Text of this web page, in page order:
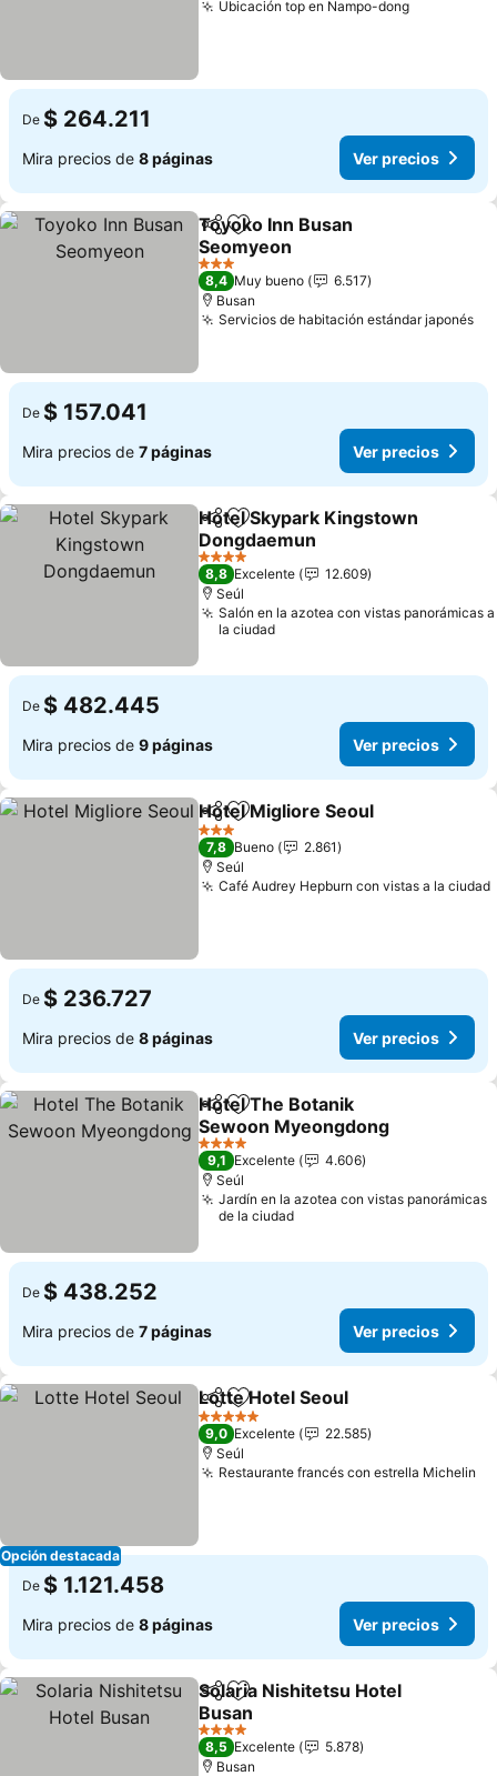
Ubicación top en Nampo-dong
De $ 264.211
Mira precios de 8 páginas Ver precios
Compartir
Agregar a favoritos
Toyoko Inn Busan
Seomyeon
3 Estrellas
8,4 Muy bueno
6.517
Busan
Servicios de habitación estándar japonés
De $ 157.041
Mira precios de 7 páginas Ver precios
CompartirAgregar a favoritos
Hotel Skypark Kingstown
Dongdaemun
4 Estrellas
8,8 Excelente
12.609
Seúl
Salón en la azotea con vistas panorámicas a
la ciudad
De $ 482.445
Mira precios de 9 páginas Ver precios
CompartirAgregar a favoritos
Hotel Migliore Seoul
3 Estrellas
7,8 Bueno
2.861
Seúl
Café Audrey Hepburn con vistas a la ciudad
De $ 236.727
Mira precios de 8 páginas Ver precios
CompartirAgregar a favoritos
Hotel The Botanik
Sewoon Myeongdong
4 Estrellas
9,1 Excelente
4.606
Seúl
Jardín en la azotea con vistas panorámicas
de la ciudad
De $ 438.252
Mira precios de 7 páginas Ver precios
Opción destacada
CompartirAgregar a favoritos
Lotte Hotel Seoul
5 Estrellas
9,0 Excelente
22.585
Seúl
Restaurante francés con estrella Michelin
De $ 1.121.458
Mira precios de 8 páginas Ver precios
CompartirAgregar a favoritos
Solaria Nishitetsu Hotel
Busan
4 Estrellas
8,5 Excelente
5.878
Busan